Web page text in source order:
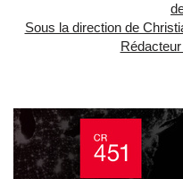
Sous la direction de